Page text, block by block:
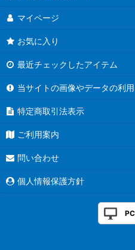
マイページ
お気に入り
最近チェックしたアイテム
当サイトの画像やデータの利
特定商取引法表示
ご利用案内
問い合わせ
個人情報保護方針